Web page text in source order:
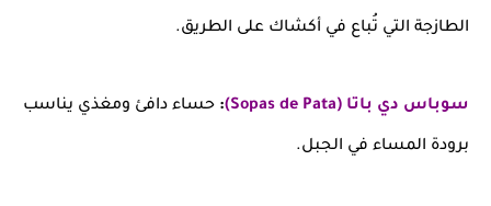
الطازجة التي تُباع في أكشاك على الطريق.
سوباس دي باتا (Sopas de Pata) : حساء دافئ ومغذي يناسب
برودة المساء في الجبل.